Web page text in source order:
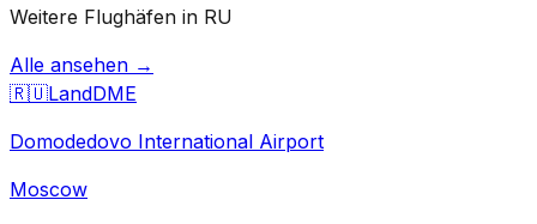
Weitere Flughäfen in RU
Alle ansehen →
🇷🇺LandDME
Domodedovo International Airport
Moscow